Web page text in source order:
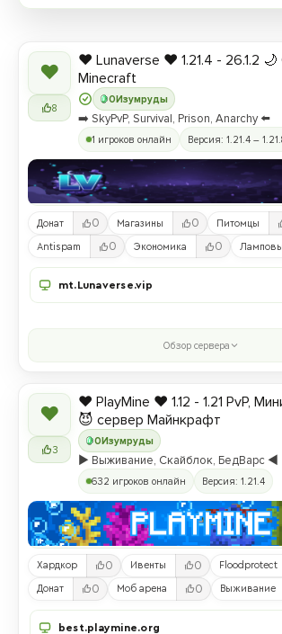
❤
8
0Изумруды
❤️ Lunaverse ❤️ 1.21.4 - 26.1.2
Minecraft
➡️ SkyPvP, Survival, Prison, Anarchy ⬅️
1 игроков онлайн Версия: 1.21.4 –
Донат 0 Магазины 0 Питомцы
Antispam 0 Экономика 0
mt.Lunaverse.vip
Обзор сервера
❤
3
0Изумруды
❤️ PlayMine ❤️ 1.12 - 1.21 PvP,
😈 сервер Майнкрафт
▶️ Выживание, Скайблок, БедВарс ◀️
632 игроков онлайн Версия: 1.21.4
Хардкор 0 Ивенты 0 Floodprotect
Донат 0 Моб арена 0 Выживание
best.playmine.org